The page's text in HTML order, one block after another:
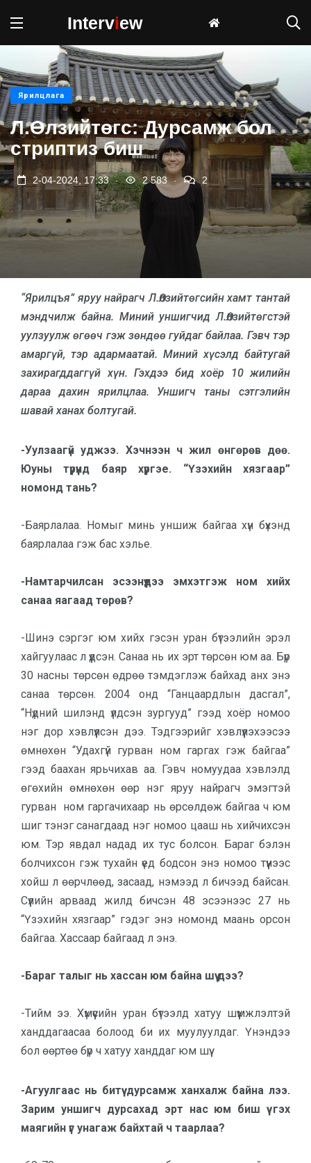
Interview
Ярилцлага
Л.Өлзийтөгс: Дурсамж бол
стриптиз биш
2-04-2024, 17:33 . 2 583 . 2
“Ярилцъя” яруу найрагч Л.Өлзийтөгсийн хамт тантай
мэндчилж байна. Миний уншигчид Л.Өлзийтөгстэй
уулзуулж өгөөч гэж зөндөө гуйдаг байлаа. Гэвч тэр
амаргүй, тэр адармаатай. Миний хүсэлд байтугай
захирагддаггүй хүн. Гэхдээ бид хоёр 10 жилийн
дараа дахин ярилцлаа. Уншигч таны сэтгэлийн
шавай ханах болтугай.
-Уулзаагүй уджээ. Хэчнээн ч жил өнгөрөв дөө.
Юуны түрүүнд баяр хүргэе. “Үзэхийн хязгаар”
номонд тань?
-Баярлалаа. Номыг минь уншиж байгаа хүн бүхэнд
баярлалаа гэж бас хэлье.
-Намтарчилсан эсээнүүдээ эмхэтгэж ном хийх
санаа яагаад төрөв?
-Шинэ сэргэг юм хийх гэсэн уран бүтээлийн эрэл
хайгуулаас л үүдсэн. Санаа нь их эрт төрсөн юм аа. Бүр
30 насны төрсөн өдрөө тэмдэглэж байхад анх энэ
санаа төрсөн. 2004 онд “Ганцаардлын дасгал”,
“Нүдний шилэнд үлдсэн зургууд” гээд хоёр номоо
нэг дор хэвлүүлсэн дээ. Тэдгээрийг хэв­лүү­лэхээсээ
өмнөхөн “Удахгүй гурван ном гаргах гэж байгаа”
гээд баахан ярьчихав аа. Гэвч номуудаа хэвлэлд
өгөхийн өмнөхөн өөр нэг яруу найрагч эмэгтэй
гурван ном гаргачихаар нь өрсөлдөж байгаа ч юм
шиг тэнэг санагдаад нэг номоо цааш нь хийчихсэн
юм. Тэр явдал надад их тус болсон. Бараг бэлэн
болчихсон гэж тухайн үед бодсон энэ номоо түүнээс
хойш л өөрчлөөд, засаад, нэмээд л бичээд байсан.
Сүүлийн арваад жилд бичсэн 48 эсээнээс 27 нь
“Үзэхийн хязгаар” гэдэг энэ номонд маань орсон
байгаа. Хассаар байгаад л энэ.
-Бараг талыг нь хассан юм байна шүү дээ?
-Тийм ээ. Хүмүүсийн уран бүтээлд хатуу шүүмжлэлтэй
ханддагаасаа болоод би их муулуулдаг. Үнэндээ
бол өөртөө бүр ч хатуу ханддаг юм шүү.
-Агуулгаас нь битүү дурсамж ханхалж байна лээ.
Зарим ун­шигч дурсахад эрт нас юм биш үү гэх
маягийн үг унагаж байхтай ч таарлаа?